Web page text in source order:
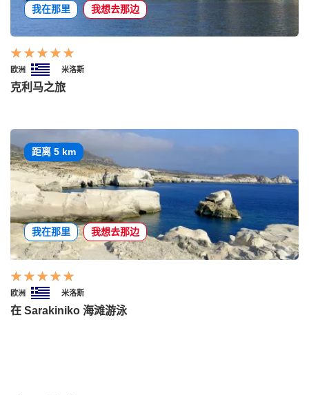
我在那里 我想去那边
欧洲 米洛斯
克利马之旅
距离 5 km
我在那里 我想去那边
欧洲 米洛斯
在 Sarakiniko 海滩游泳